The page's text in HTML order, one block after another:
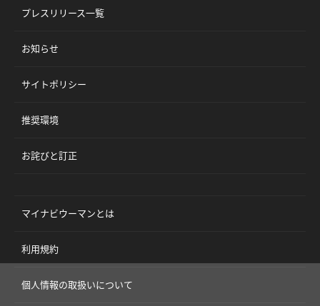
プレスリリース一覧
お知らせ
サイトポリシー
推奨環境
お詫びと訂正
マイナビウーマンとは
利用規約
個人情報の取扱いについて